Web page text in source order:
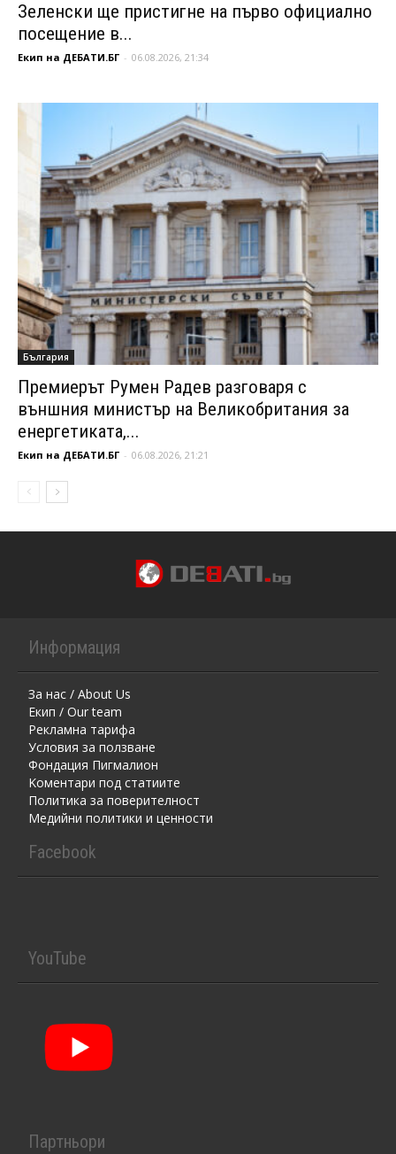
Зеленски ще пристигне на първо официално
посещение в...
Екип на ДЕБАТИ.БГ - 06.08.2026, 21:34
България
Премиерът Румен Радев разговаря с
външния министър на Великобритания за
енергетиката,...
Екип на ДЕБАТИ.БГ - 06.08.2026, 21:21
Информация
За нас / About Us
Екип / Our team
Рекламна тарифа
Условия за ползване
Фондация Пигмалион
Kоментaри под статиите
Политика за поверителност
Медийни политики и ценности
Facebook
YouTube
Партньори